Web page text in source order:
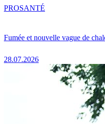
Fumée et nouvelle vague de
28.07.2026
PROSANTÉ